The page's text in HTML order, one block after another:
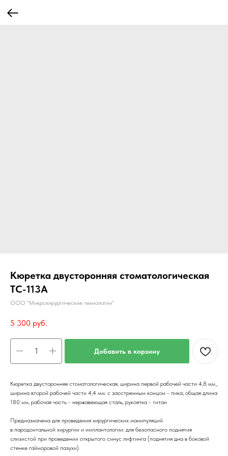
Кюретка двусторонняя стоматологическая
TC-113A
ООО "Микрохирургические технологии"
5 300 руб.
Добавить в корзину
Кюретка двусторонняя стоматологическая, ширина первой рабочей части 4,8 мм.,
ширина второй рабочей части 4,4 мм. c заостренным концом - пика, общая длина
180 мм, рабочая часть - нержавеющая сталь, рукоятка - титан
Предназначена для проведения хирургических манипуляций
в пародонтальной хирургии и имплантологии: для безопасного поднятия
слизистой при проведении открытого синус лифтинга (поднятия дна в боковой
стенке гайморовой пазухи).